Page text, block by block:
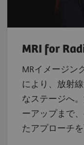
MRI for
MRイメージン
により、放射
なステージへ
ーアップまで
たアプローチ